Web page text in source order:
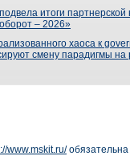
итоги
– 2026»
хаоса к
смену парадигмы
www.mskit.ru/обязательна